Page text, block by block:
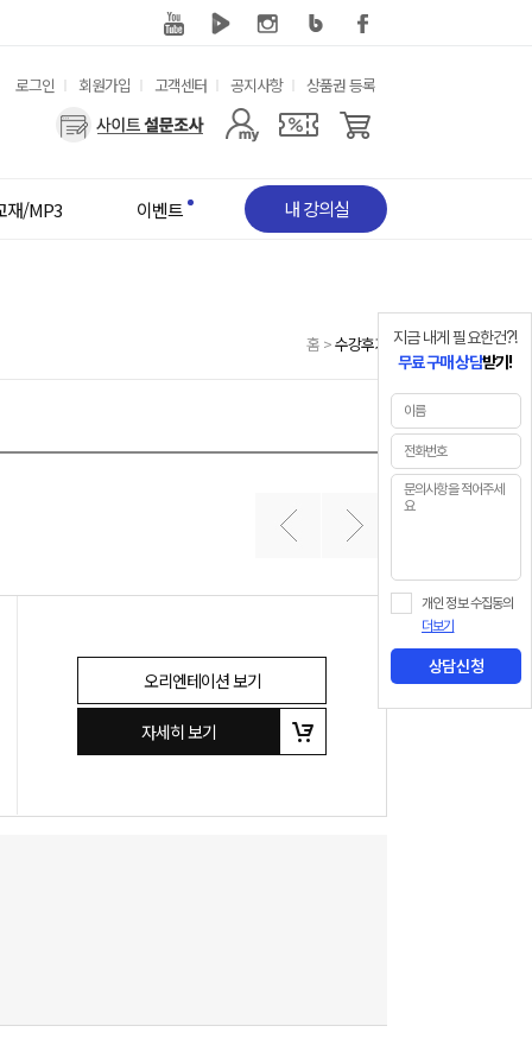
로그인 회원가입 고객센터 공지사항
상품권 등록
사
용
뉴
재/MP3 이벤트 내 강의실
홈 >수강후기
오리엔테이션 보기
자세히 보기
지금 내게 필요한건?!
무료 구매 상담받기!
개인 정보 수집동의
더보기
상담신청